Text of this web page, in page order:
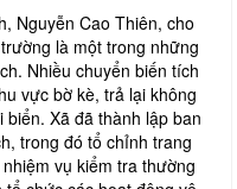
Nguyễn Cao Thiên, cho
là một trong những
Nhiều chuyển biến tích
vực bờ kè, trả lại không
Xã đã thành lập ban
trong đó tổ chỉnh trang
vụ kiểm tra thường